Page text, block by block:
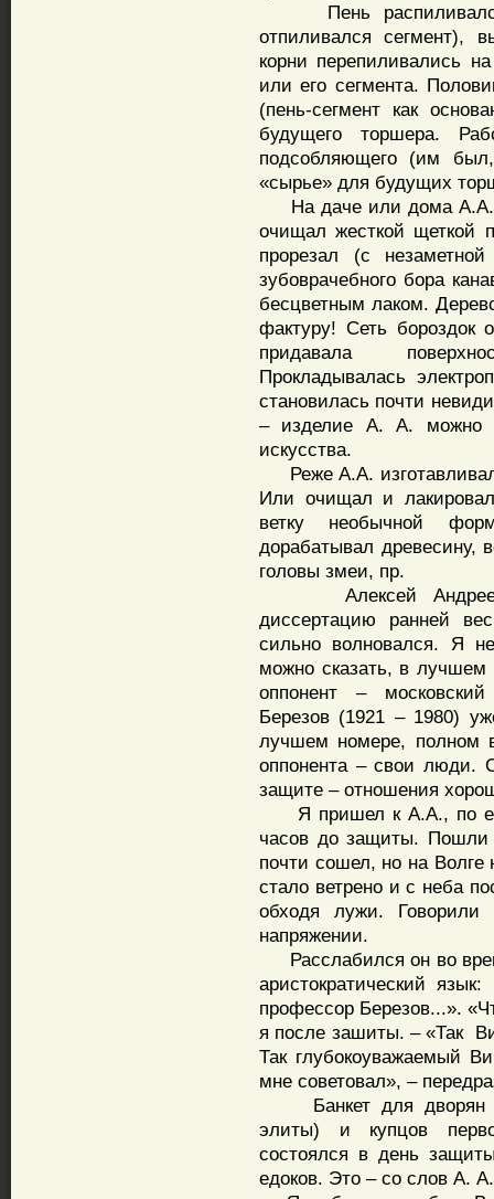
Пень распиливался
отпиливался сегмент),
корни перепиливались
или его сегмента.
(пень-сегмент как
будущего торшера.
подсобляющего (им
«сырье» для будущих
На даче или дома А.А.
очищал жесткой щеткой
прорезал (с
зубоврачебного бора
бесцветным лаком.
фактуру! Сеть бороздок
придавала
Прокладывалась
становилась почти
– изделие А. А. можно
искусства.
Реже А.А.
Или очищал и
ветку необычной
дорабатывал древесину,
головы змеи, пр.
Алексей
диссертацию ранней
сильно волновался. Я
можно сказать, в лучшем
оппонент –
Березов (1921 – 1980)
лучшем номере, полном
оппонента – свои люди.
защите – отношения
Я пришел к А.А., по
часов до защиты. Пошли
почти сошел, но на Волге
стало ветрено и с неба
обходя лужи.
напряжении.
Расслабился он во
аристократический
профессор Березов...».
я после зашиты. – «Так
Так глубокоуважаемый
мне советовал», –
Банкет для дворян
элиты) и купцов
состоялся в день
едоков. Это – со слов А. А.